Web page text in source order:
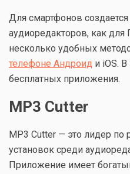
Для смартфонов
аудиоредакторов, как
несколько удобных
телефоне Андроид и iOS.
бесплатных приложения.
MP3 Cutter
MP3 Cutter — это лидер по
установок среди
Приложение имеет